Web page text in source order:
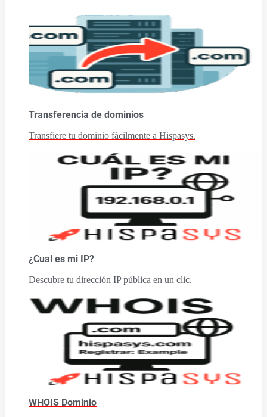
Transferencia de dominios
Transfiere tu dominio fácilmente a Hispasys.
¿Cual es mi IP?
Descubre tu dirección IP pública en un clic.
WHOIS Dominio